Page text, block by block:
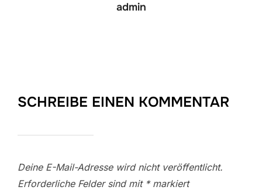
admin
SCHREIBE EINEN KOMMENTAR
Deine E-Mail-Adresse wird nicht veröffentlicht.
Erforderliche Felder sind mit *markiert